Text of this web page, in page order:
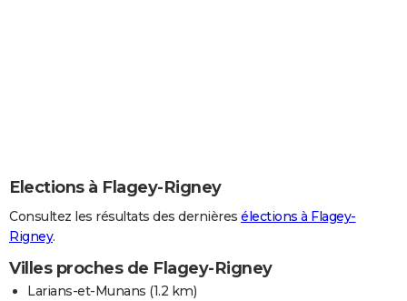
Elections à Flagey-Rigney
Consultez les résultats des dernières élections à Flagey-
Rigney.
Villes proches de Flagey-Rigney
Larians-et-Munans (1.2 km)